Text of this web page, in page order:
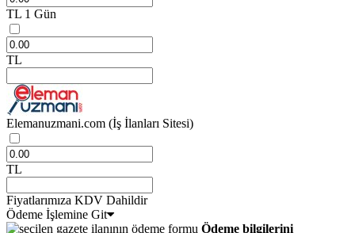
TL 1 Gün
TL
Elemanuzmani.com (İş İlanları Sitesi)
TL
Fiyatlarımıza KDV Dahildir
Ödeme İşlemine Git
Ödeme bilgilerini